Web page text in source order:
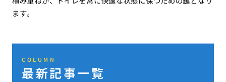
ます。
COLUMN
最新記事一覧